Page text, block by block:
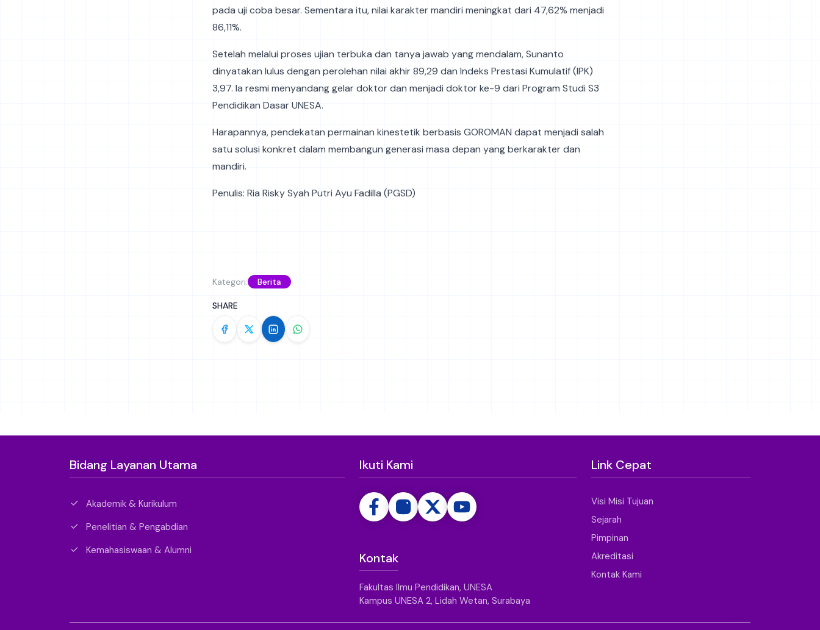
pada uji coba besar. Sementara itu, nilai karakter mandiri meningkat dari 47,62% menjadi
86,11%.
Setelah melalui proses ujian terbuka dan tanya jawab yang mendalam, Sunanto
dinyatakan lulus dengan perolehan nilai akhir 89,29 dan Indeks Prestasi Kumulatif (IPK)
3,97. Ia resmi menyandang gelar doktor dan menjadi doktor ke-9 dari Program Studi S3
Pendidikan Dasar UNESA.
Harapannya, pendekatan permainan kinestetik berbasis GOROMAN dapat menjadi salah
satu solusi konkret dalam membangun generasi masa depan yang berkarakter dan
mandiri.
Penulis: Ria Risky Syah Putri Ayu Fadilla (PGSD)
Kategori: Berita
SHARE
Bidang Layanan Utama
Akademik & Kurikulum
Penelitian & Pengabdian
Kemahasiswaan & Alumni
Ikuti Kami
Kontak
Fakultas Ilmu Pendidikan, UNESA
Kampus UNESA 2, Lidah Wetan, Surabaya
Link Cepat
Visi Misi Tujuan
Sejarah
Pimpinan
Akreditasi
Kontak Kami